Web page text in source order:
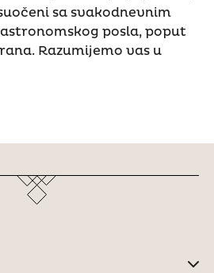
sa svakodnevnim
posla, poput
Razumijemo vas u